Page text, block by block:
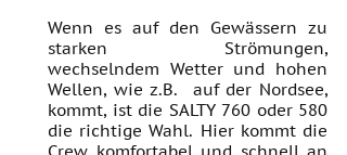
Wenn es auf den Gewässern zu
starken Strömungen,
wechselndem Wetter und hohen
Wellen, wie z.B. auf der Nordsee,
kommt, ist die SALTY 760 oder 580
die richtige Wahl. Hier kommt die